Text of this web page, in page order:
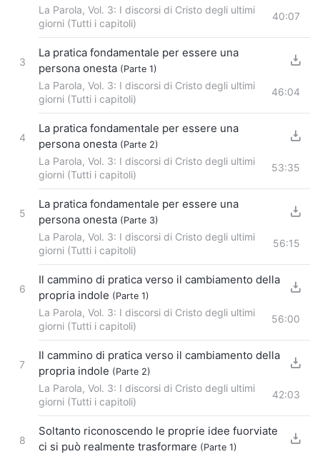
La Parola, Vol. 3: I discorsi di Cristo degli ultimi
giorni (Tutti i capitoli)
40:07
3
La pratica fondamentale per essere una
persona onesta (Parte 1)
La Parola, Vol. 3: I discorsi di Cristo degli ultimi
giorni (Tutti i capitoli)
46:04
4
La pratica fondamentale per essere una
persona onesta (Parte 2)
La Parola, Vol. 3: I discorsi di Cristo degli ultimi
giorni (Tutti i capitoli)
53:35
5
La pratica fondamentale per essere una
persona onesta (Parte 3)
La Parola, Vol. 3: I discorsi di Cristo degli ultimi
giorni (Tutti i capitoli)
56:15
6
Il cammino di pratica verso il cambiamento della
propria indole (Parte 1)
La Parola, Vol. 3: I discorsi di Cristo degli ultimi
giorni (Tutti i capitoli)
56:00
7
Il cammino di pratica verso il cambiamento della
propria indole (Parte 2)
La Parola, Vol. 3: I discorsi di Cristo degli ultimi
giorni (Tutti i capitoli)
42:03
8
Soltanto riconoscendo le proprie idee fuorviate
ci si può realmente trasformare (Parte 1)